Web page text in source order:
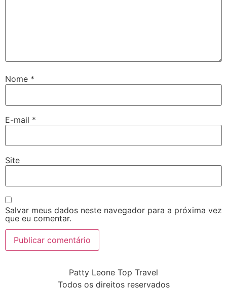
Nome *
E-mail *
Site
Salvar meus dados neste navegador para a próxima vez
que eu comentar.
Patty Leone Top Travel
Todos os direitos reservados